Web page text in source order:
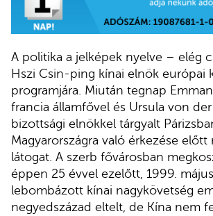
A politika a jelképek nyelve – elég
Hszi Csin-ping kínai elnök európai
programjára. Miután tegnap
francia államfővel és Ursula von
bizottsági elnökkel tárgyalt
Magyarországra való érkezése előtt
látogat. A szerb fővárosban
éppen 25 évvel ezelőtt, 1999.
lebombázott kínai nagykövetség
negyedszázad eltelt, de Kína nem